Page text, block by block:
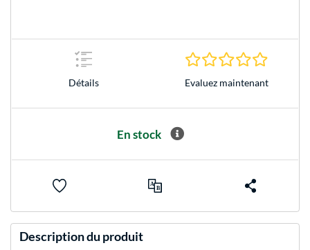
Détails Evaluez maintenant
En stock
Description du produit